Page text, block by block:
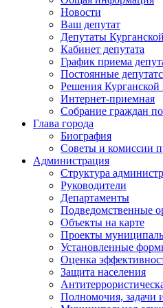
Новости
Ваш депутат
Депутаты
Кабинет депутата
График приема
Постоянные
Решения
Интернет-приемная
Собрание граждан
Глава города
Биография
Советы и комиссии
Администрация
Структура
Руководители
Департаменты
Подведомственные
Объекты на карте
Проекты
Установленные
Оценка
Защита населения
Полномочия, задачи